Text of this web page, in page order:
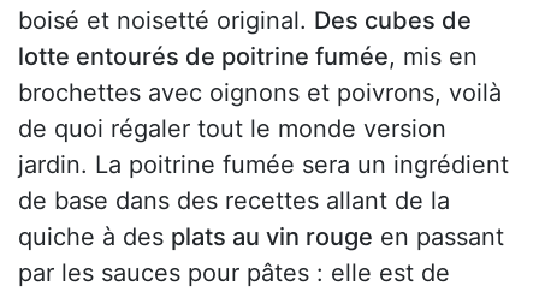
boisé et noisetté original. Des cubes de
lotte entourés de poitrine fumée, mis en
brochettes avec oignons et poivrons, voilà
de quoi régaler tout le monde version
jardin. La poitrine fumée sera un ingrédient
de base dans des recettes allant de la
quiche à des plats au vin rouge en passant
par les sauces pour pâtes : elle est de